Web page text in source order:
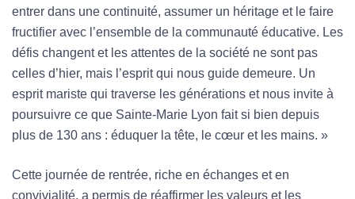
entrer dans une continuité, assumer un héritage et le faire
fructifier avec l’ensemble de la communauté éducative. Les
défis changent et les attentes de la société ne sont pas
celles d’hier, mais l’esprit qui nous guide demeure. Un
esprit mariste qui traverse les générations et nous invite à
poursuivre ce que Sainte-Marie Lyon fait si bien depuis
plus de 130 ans : éduquer la tête, le cœur et les mains. »
Cette journée de rentrée, riche en échanges et en
convivialité, a permis de réaffirmer les valeurs et les